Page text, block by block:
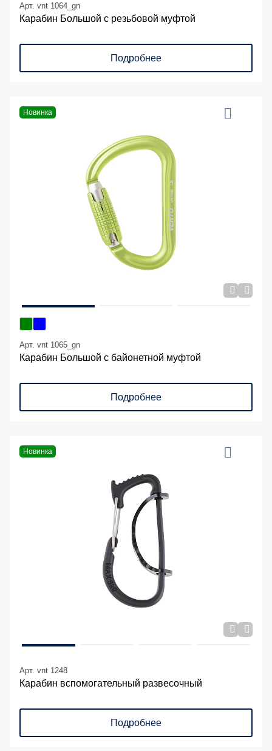
Арт. vnt 1064_gn
Карабин Большой с резьбовой муфтой
Подробнее
Новинка
Арт. vnt 1065_gn
Карабин Большой с байонетной муфтой
Подробнее
Новинка
Арт. vnt 1248
Карабин вспомогательный развесочный
Подробнее